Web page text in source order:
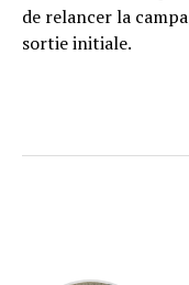
de relancer la
sortie initiale.